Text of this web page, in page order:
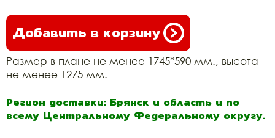
Добавить в корзину
Размер в плане не менее 1745*590 мм., высота
не менее 1275 мм.
Регион доставки: Брянск и область и по
всему Центральному Федеральному округу.